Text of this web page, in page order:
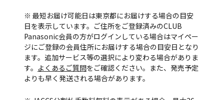
※ 最短お届け可能日は東京都にお届けする場合の目安
日を表示しています。ご住所をご登録済みのCLUB
Panasonic会員の方がログインしている場合はマイペー
ジにご登録の会員住所にお届けする場合の目安日となり
ます。追加サービス等の選択により変わる場合がありま
す。 よくあるご質問をご確認ください。また、発売予定
よりも早く発送される場合があります。